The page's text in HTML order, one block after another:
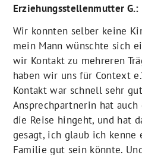
Erziehungsstellenmutter G.:
Wir konnten selber keine
mein Mann wünschte sich
wir Kontakt zu mehreren
haben wir uns für Context
Kontakt war schnell sehr
Ansprechpartnerin hat
die Reise hingeht, und hat
gesagt, ich glaub ich kenne
Familie gut sein könnte.